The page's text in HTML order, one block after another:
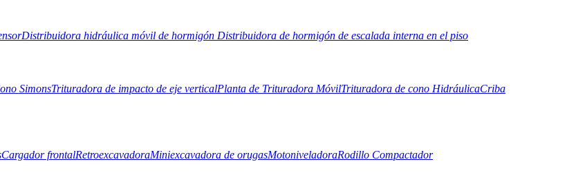
Distribuidora hidráulica móvil de hormigón Distribuidora de hormigón de escalada interna en el piso
SimonsTrituradora de impacto de eje verticalPlanta de Trituradora MóvilTrituradora de cono HidráulicaCriba
Cargador frontalRetroexcavadoraMiniexcavadora de orugasMotoniveladoraRodillo Compactador